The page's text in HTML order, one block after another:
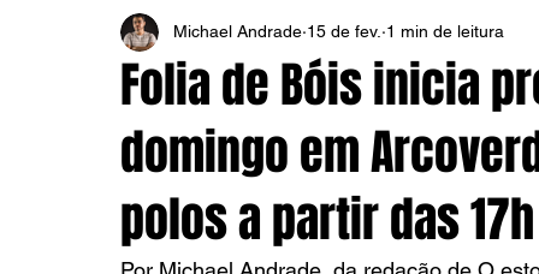
Educação Segurança Obituários
Resenhas de Livros Inteligência
Diários de Leitura Reviews Copa do
Folia de Bóis inicia
domingo em
polos a partir das 17h
Michael Andrade 15 de fev. 1 min de leitura